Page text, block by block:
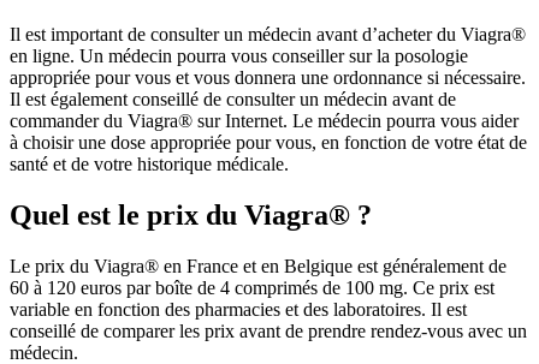
Il est important de consulter un médecin avant d’acheter du Viagra®
en ligne. Un médecin pourra vous conseiller sur la posologie
appropriée pour vous et vous donnera une ordonnance si nécessaire.
Il est également conseillé de consulter un médecin avant de
commander du Viagra® sur Internet. Le médecin pourra vous aider
à choisir une dose appropriée pour vous, en fonction de votre état de
santé et de votre historique médicale.
Quel est le prix du Viagra® ?
Le prix du Viagra® en France et en Belgique est généralement de
60 à 120 euros par boîte de 4 comprimés de 100 mg. Ce prix est
variable en fonction des pharmacies et des laboratoires. Il est
conseillé de comparer les prix avant de prendre rendez-vous avec un
médecin.